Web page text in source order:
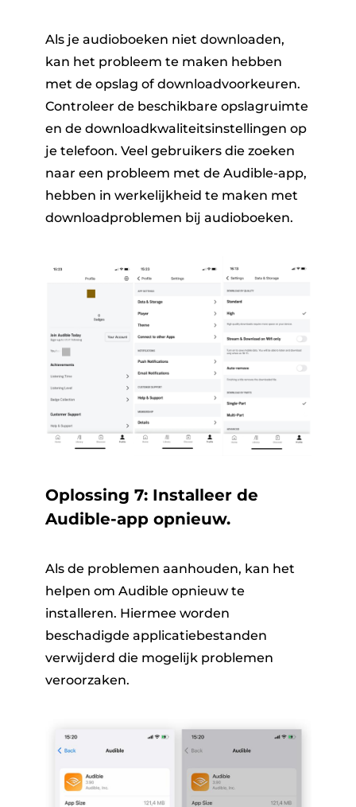
Als je audioboeken niet downloaden,
kan het probleem te maken hebben
met de opslag of downloadvoorkeuren.
Controleer de beschikbare opslagruimte
en de downloadkwaliteitsinstellingen op
je telefoon. Veel gebruikers die zoeken
naar een probleem met de Audible-app,
hebben in werkelijkheid te maken met
downloadproblemen bij audioboeken.
Oplossing 7: Installeer de
Audible-app opnieuw.
Als de problemen aanhouden, kan het
helpen om Audible opnieuw te
installeren. Hiermee worden
beschadigde applicatiebestanden
verwijderd die mogelijk problemen
veroorzaken.